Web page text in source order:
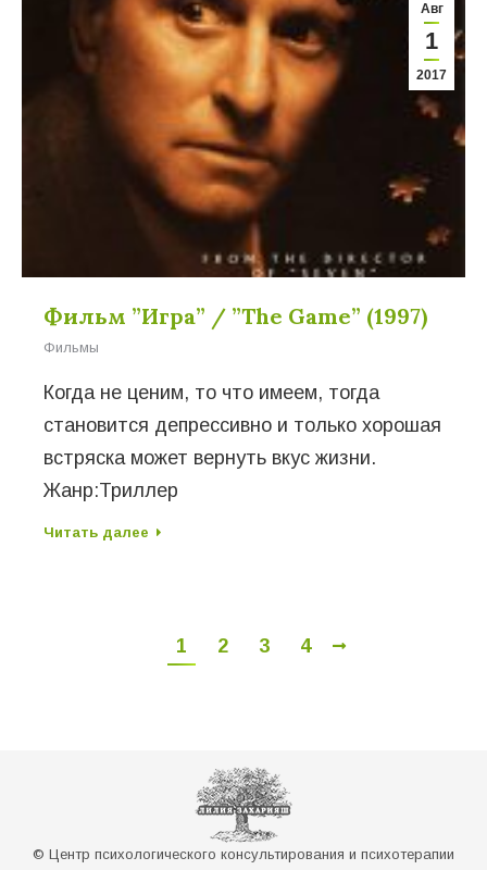
Авг
1
2017
Фильм ”Игра” / ”The Game” (1997)
Фильмы
Когда не ценим, то что имеем, тогда
становится депрессивно и только хорошая
встряска может вернуть вкус жизни.
Жанр:Триллер
Читать далее
1 2 3 4
© Центр психологического консультирования и психотерапии